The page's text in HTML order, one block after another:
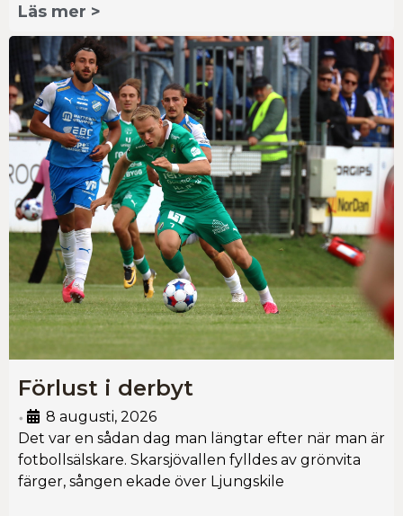
Läs mer >
Förlust i derbyt
•
8 augusti, 2026
Det var en sådan dag man längtar efter när man är
fotbollsälskare. Skarsjövallen fylldes av grönvita
färger, sången ekade över Ljungskile